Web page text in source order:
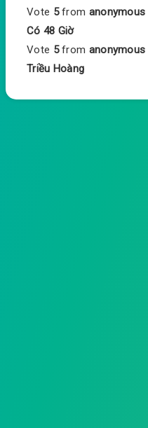
Vote 5 from anonymous
Có 48 Giờ
Vote 5 from anonymous
Triều Hoàng